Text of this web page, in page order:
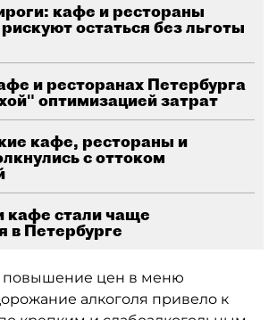
кафе и рестораны
остаться без льготы
и ресторанах Петербурга
оптимизацией затрат
кафе, рестораны и
с оттоком
кафе стали чаще
в Петербурге
повышение цен в меню
алкоголя привело к